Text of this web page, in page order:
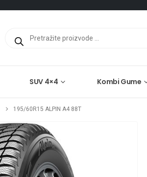
search
SUV 4×4 Kombi Gume
195/60R15 ALPIN A4 88T